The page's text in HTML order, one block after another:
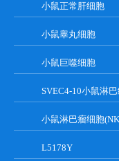
小鼠正常肝细胞
小鼠睾丸细胞
小鼠巨噬细胞
小鼠淋巴瘤细胞
L5178Y